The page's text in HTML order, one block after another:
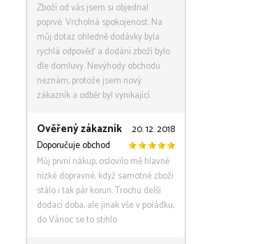
Zboží od vás jsem si objednal
poprvé. Vrcholná spokojenost. Na
můj dotaz ohledně dodávky byla
rychlá odpověď a dodání zboží bylo
dle domluvy. Nevýhody obchodu
neznám, protože jsem nový
zákazník a odběr byl vynikající.
Ověřený zákazník
20. 12. 2018
Doporučuje obchod
Můj první nákup, oslovilo mě hlavně
nízké dopravné, když samotné zboží
stálo i tak pár korun. Trochu delší
dodací doba, ale jinak vše v pořádku,
do Vánoc se to stihlo.